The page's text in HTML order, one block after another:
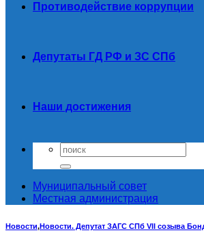
Противодействие коррупции
Депутаты ГД РФ и ЗС СПб
Наши достижения
Муниципальный совет
Местная администрация
Новости,Новости. Депутат ЗАГС СПб VII созыва